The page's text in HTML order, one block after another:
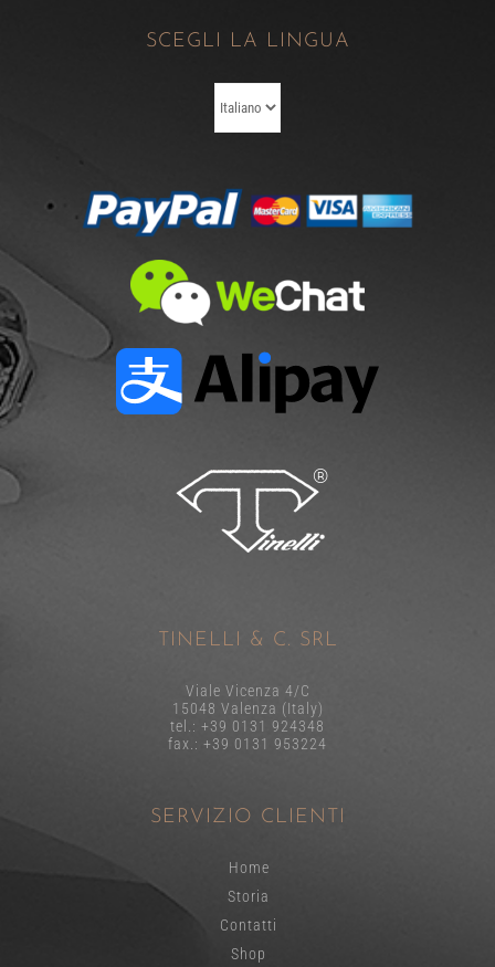
SCEGLI LA LINGUA
TINELLI & C. SRL
Viale Vicenza 4/C
15048 Valenza (Italy)
tel.: +39 0131 924348
fax.: +39 0131 953224
SERVIZIO CLIENTI
Home
Storia
Contatti
Shop